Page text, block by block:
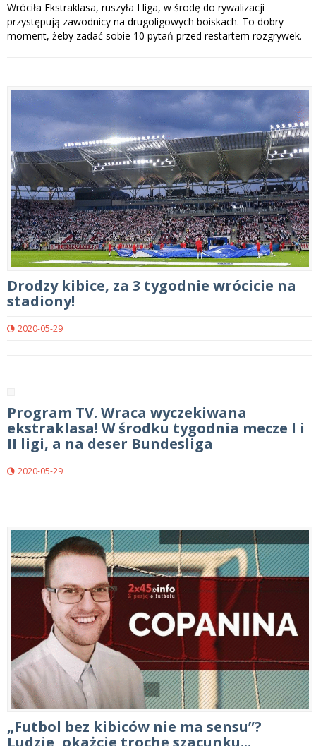
Wróciła Ekstraklasa, ruszyła I liga, w środę do rywalizacji
przystępują zawodnicy na drugoligowych boiskach. To dobry
moment, żeby zadać sobie 10 pytań przed restartem rozgrywek.
Drodzy kibice, za 3 tygodnie wrócicie na
stadiony!
2020-05-29
Program TV. Wraca wyczekiwana
ekstraklasa! W środku tygodnia mecze I i
II ligi, a na deser Bundesliga
2020-05-29
„Futbol bez kibiców nie ma sensu”?
Ludzie, okażcie trochę szacunku...